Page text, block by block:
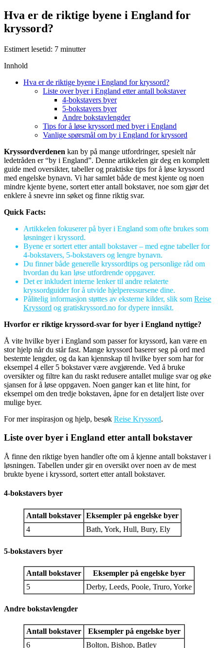
Hva er de riktige byene i England for
kryssord?
Estimert lesetid: 7 minutter
Innhold
Hva er de riktige byene i England for kryssord?
Liste over byer i England etter antall bokstaver
4-bokstavers byer
5-bokstavers byer
Andre bokstavlengder
Tips for å løse kryssord med byer i England
Vanlige spørsmål om by i England for kryssord
Kryssordverdenen kan by på mange utfordringer, spesielt når
ledetråden er “by i England”. Denne artikkelen gir deg en komplett
guide med oversikter, tabeller og praktiske tips for å løse kryssord
med engelske bynavn. Vi har samlet både de mest kjente og noen
mindre kjente byene, sortert etter antall bokstaver, noe som gjør det
enklere å snevre inn søket og finne riktig svar.
Quick Facts:
Artikkelen fokuserer på byer i England som ofte brukes som
løsninger i kryssord.
Byene er sortert etter antall bokstaver – med egne tabeller for
4-bokstavers, 5-bokstavers og lengre bynavn.
Du finner både generelle kryssordtips og personlige råd om
hvordan du kan løse utfordrende oppgaver.
Det er inkludert interne lenker til andre relaterte
kryssordguider for å utvide hjelperessursene dine.
Pålitelig informasjon støttes av eksterne kilder, slik som Reise
Kryssord og gratiskryssord.no for dypere innsikt.
Hvorfor er riktige kryssord-svar for byer i England nyttige?
Å vite hvilke byer i England som passer for kryssord, kan være en
stor hjelp når du står fast. Mange kryssord baserer seg på ord med
bestemte lengder, og da kan kjennskap til hvilke byer som har for
eksempel 4 eller 5 bokstaver være avgjørende. Ved å bruke
oversikter og filtre kan du raskt redusere antallet mulige svar og øke
sjansen for å løse oppgaven. Noen ganger kan et lite hint, for
eksempel om den tredje bokstaven, åpne for en detaljert liste over
mulige byer.
For mer inspirasjon og hjelp, besøk Reise Kryssord.
Liste over byer i England etter antall bokstaver
Å finne den riktige byen handler ofte om å kjenne antall bokstaver i
løsningen. Tabellen under gir en oversikt over noen av de mest
brukte byene i kryssord, sortert etter antall bokstaver.
4-bokstavers byer
Antall bokstaver Eksempler på engelske byer
4
Bath, York, Hull, Bury, Ely
5-bokstavers byer
Antall bokstaver
Eksempler på engelske byer
5
Derby, Leeds, Poole, Truro, Yorke
Andre bokstavlengder
Antall bokstaver
Eksempler på engelske byer
6
Bolton, Bishop, Batley